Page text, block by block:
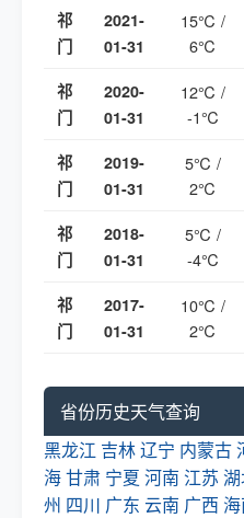
祁
门
2021-
01-31
15℃ /
6℃
祁
门
2020-
01-31
12℃ /
-1℃
祁
门
2019-
01-31
5℃ /
2℃
祁
门
2018-
01-31
5℃ /
-4℃
祁
门
2017-
01-31
10℃ /
2℃
省份历史天气查询
黑龙江 吉林辽宁 内蒙古
海甘肃 宁夏 河南 江苏
州 四川 广东 云南 广西